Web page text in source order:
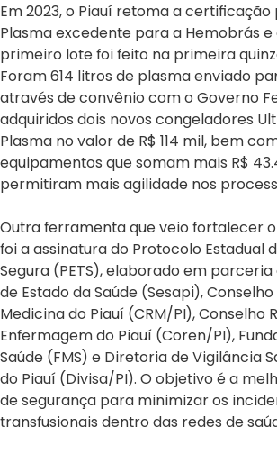
Em 2023, o Piauí retoma a
Plasma excedente para a Hemobrás e
primeiro lote foi feito na primeira
Foram 614 litros de plasma enviado
através de convênio com o Governo
adquiridos dois novos congeladores
Plasma no valor de R$ 114 mil, bem
equipamentos que somam mais R$
permitiram mais agilidade nos
Outra ferramenta que veio fortalecer
foi a assinatura do Protocolo Estadual
Segura (PETS), elaborado em
de Estado da Saúde (Sesapi),
Medicina do Piauí (CRM/PI), Conselho
Enfermagem do Piauí (Coren/PI),
Saúde (FMS) e Diretoria de Vigilância
do Piauí (Divisa/PI). O objetivo é a
de segurança para minimizar os
transfusionais dentro das redes de